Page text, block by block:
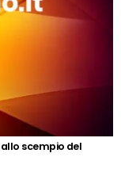
scempio del